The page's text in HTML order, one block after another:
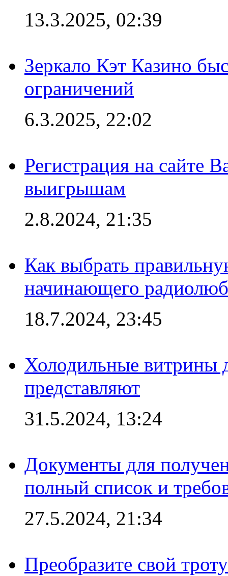
13.3.2025, 02:39
Зеркало Кэт Казино
ограничений
6.3.2025, 22:02
Регистрация на сайте
выигрышам
2.8.2024, 21:35
Как выбрать
начинающего
18.7.2024, 23:45
Холодильные витрины
представляют
31.5.2024, 13:24
Документы для
полный список и
27.5.2024, 21:34
Преобразите свой